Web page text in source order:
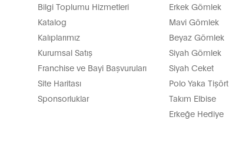
Bilgi Toplumu Hizmetleri
Katalog
Kalıplarımız
Kurumsal Satış
Franchise ve Bayi Başvuruları
Site Haritası
Sponsorluklar
Erkek Gömlek
Mavi Gömlek
Beyaz Gömlek
Siyah Gömlek
Siyah Ceket
Polo Yaka Tişört
Takım Elbise
Erkeğe Hediye